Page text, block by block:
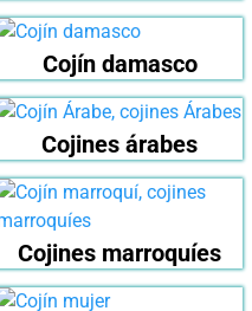
Cojín damasco
Cojines árabes
Cojines marroquíes